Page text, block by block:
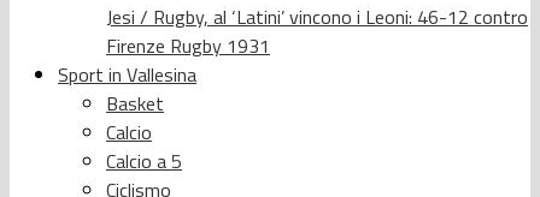
Jesi / Rugby, al ‘Latini’ vincono i Leoni: 46-12 contro
Firenze Rugby 1931
Sport in Vallesina
Basket
Calcio
Calcio a 5
Ciclismo